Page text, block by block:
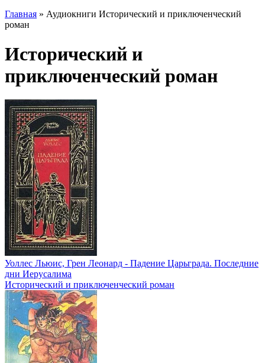
Главная » Аудиокниги Исторический и приключенческий
роман
Исторический и
приключенческий роман
Уоллес Льюис, Грен Леонард - Падение Царьграда. Последние
дни Иерусалима
Исторический и приключенческий роман